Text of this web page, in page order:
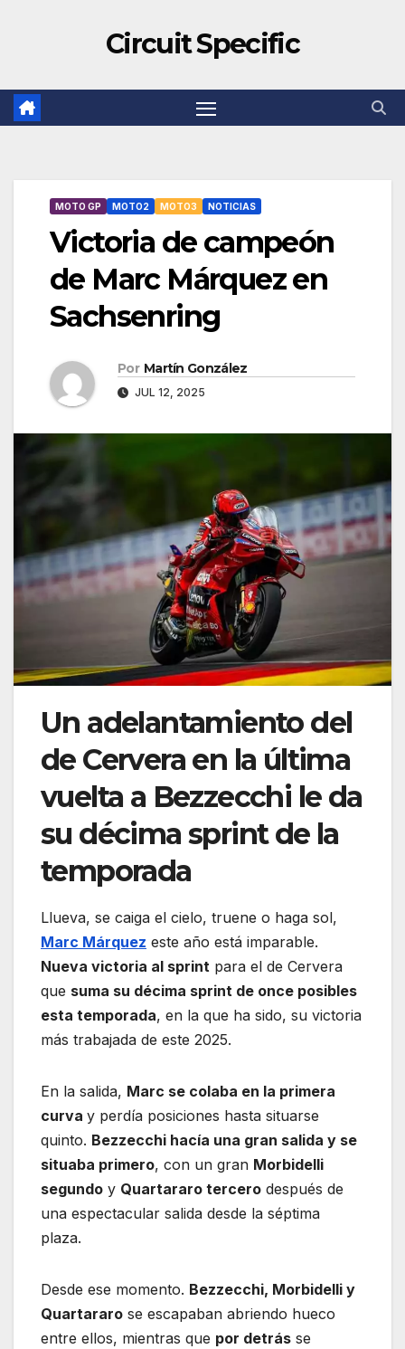
Circuit Specific
MOTO GP MOTO2 MOTO3 NOTICIAS
Victoria de campeón
de Marc Márquez en
Sachsenring
Por Martín González
JUL 12, 2025
Un adelantamiento del
de Cervera en la última
vuelta a Bezzecchi le da
su décima sprint de la
temporada
Llueva, se caiga el cielo, truene o haga sol,
Marc Márquez este año está imparable.
Nueva victoria al sprint para el de Cervera
que suma su décima sprint de once posibles
esta temporada, en la que ha sido, su victoria
más trabajada de este 2025.
En la salida, Marc se colaba en la primera
curva y perdía posiciones hasta situarse
quinto. Bezzecchi hacía una gran salida y se
situaba primero, con un gran Morbidelli
segundo y Quartararo tercero después de
una espectacular salida desde la séptima
plaza.
Desde ese momento. Bezzecchi, Morbidelli y
Quartararo se escapaban abriendo hueco
entre ellos, mientras que por detrás se